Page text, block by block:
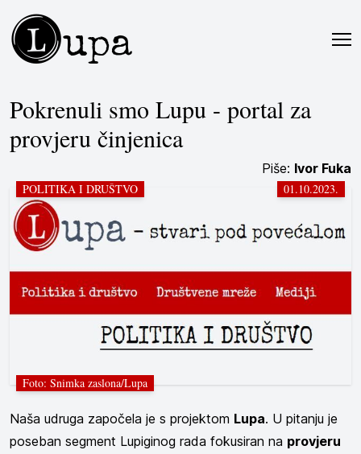
Lupa
Pokrenuli smo Lupu - portal za
provjeru činjenica
Piše: Ivor Fuka
POLITIKA I DRUŠTVO 01.10.2023.
Foto: Snimka zaslona/Lupa
Naša udruga započela je s projektom Lupa. U pitanju je
poseban segment Lupiginog rada fokusiran na provjeru